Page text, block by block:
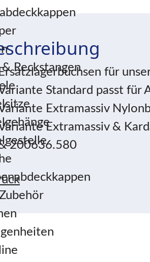
& Reckstangen
für
Standard passt
Extramassiv
Extramassiv &
200636.580